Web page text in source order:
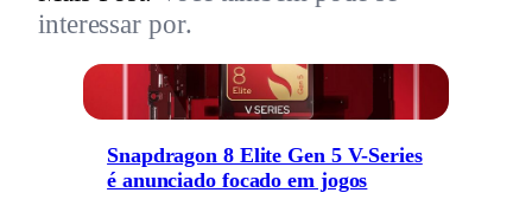
interessar por.
Snapdragon 8 Elite Gen 5 V-Series
é anunciado focado em jogos